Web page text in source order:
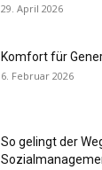
29. April 2026
Komfort für
6. Februar 2026
So gelingt der